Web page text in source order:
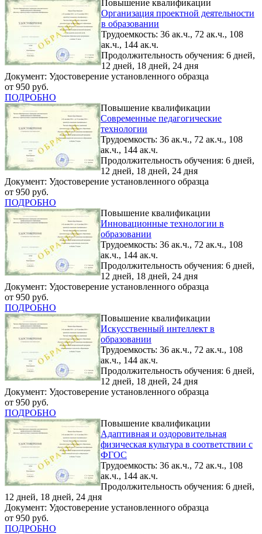
Повышение квалификации
Организация проектной деятельности
в образовании
Трудоемкость: 36 ак.ч., 72 ак.ч., 108
ак.ч., 144 ак.ч.
Продолжительность обучения: 6 дней,
12 дней, 18 дней, 24 дня
Документ: Удостоверение установленного образца
от 950 руб.
ПОДРОБНО
Повышение квалификации
Современные педагогические
технологии
Трудоемкость: 36 ак.ч., 72 ак.ч., 108
ак.ч., 144 ак.ч.
Продолжительность обучения: 6 дней,
12 дней, 18 дней, 24 дня
Документ: Удостоверение установленного образца
от 950 руб.
ПОДРОБНО
Повышение квалификации
Инновационные технологии в
образовании
Трудоемкость: 36 ак.ч., 72 ак.ч., 108
ак.ч., 144 ак.ч.
Продолжительность обучения: 6 дней,
12 дней, 18 дней, 24 дня
Документ: Удостоверение установленного образца
от 950 руб.
ПОДРОБНО
Повышение квалификации
Искусственный интеллект в
образовании
Трудоемкость: 36 ак.ч., 72 ак.ч., 108
ак.ч., 144 ак.ч.
Продолжительность обучения: 6 дней,
12 дней, 18 дней, 24 дня
Документ: Удостоверение установленного образца
от 950 руб.
ПОДРОБНО
Повышение квалификации
Адаптивная и оздоровительная
физическая культура в соответствии с
ФГОС
Трудоемкость: 36 ак.ч., 72 ак.ч., 108
ак.ч., 144 ак.ч.
Продолжительность обучения: 6 дней,
12 дней, 18 дней, 24 дня
Документ: Удостоверение установленного образца
от 950 руб.
ПОДРОБНО